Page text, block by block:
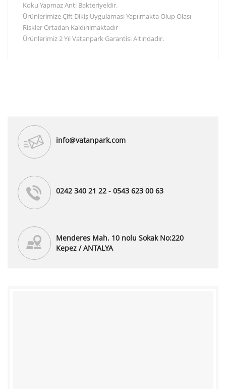
Koku Yapmaz Anti Bakteriyeldir.
Ürünlerimize Çift Dikiş Uygulaması Yapılmakta Olup Olası
Riskler Ortadan Kaldırılmaktadır
Ürünlerimiz 2 Yıl Vatanpark Garantisi Altındadır.
info@vatanpark.com
0242 340 21 22 - 0543 623 00 63
Menderes Mah. 10 nolu Sokak No:220
Kepez / ANTALYA